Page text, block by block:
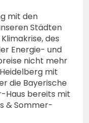
mit den
Städten
des
Energie- und
nicht mehr
mit
die Bayerische
Haus bereits mit
& Sommer-